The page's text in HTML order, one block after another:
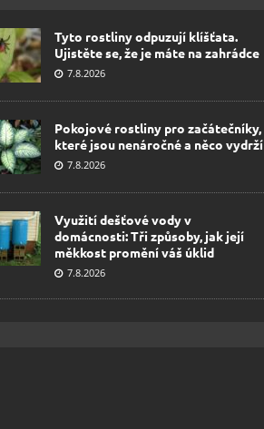
Tyto rostliny odpuzují klíšťata.
Ujistěte se, že je máte na zahrádce
7.8.2026
Pokojové rostliny pro začátečníky,
které jsou nenáročné a něco vydrží
7.8.2026
Využití dešťové vody v
domácnosti: Tři způsoby, jak její
měkkost promění váš úklid
7.8.2026